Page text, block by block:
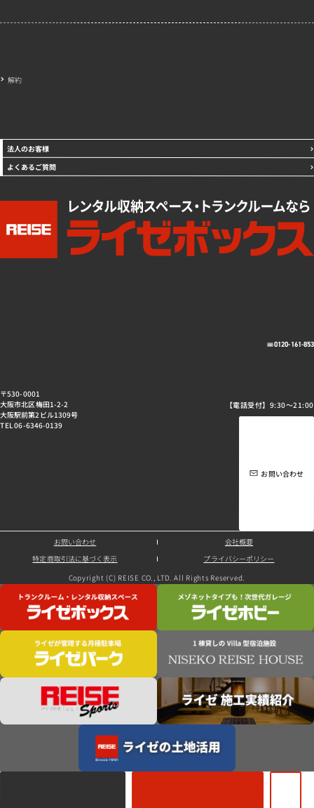
〒530-0001
大阪市北区梅田1-2-2
大阪駅前第2ビル1309号
TEL 06-6346-0139
0120-161-853
【電話受付】9:30～21:00
お問い合わせ
解約
法人のお客様
よくあるご質問
お問い合わせ 会社概要
特定商取引法に基づく表示 プライバシーポリシー
Copyright (C) REISE CO., LTD. All Rights Reserved.